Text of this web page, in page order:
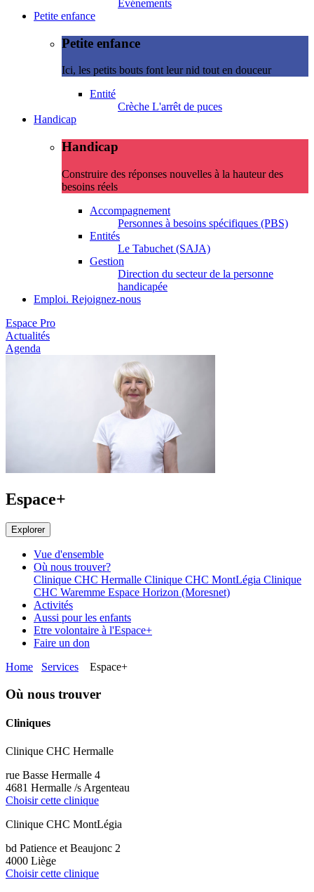
Evénements
Petite enfance
Petite enfance
Ici, les petits bouts font leur nid tout en douceur
Entité
Crèche L'arrêt de puces
Handicap
Handicap
Construire des réponses nouvelles à la hauteur des
besoins réels
Accompagnement
Personnes à besoins spécifiques (PBS)
Entités
Le Tabuchet (SAJA)
Gestion
Direction du secteur de la personne
handicapée
Emploi. Rejoignez-nous
Espace Pro
Actualités
Agenda
Espace+
Explorer
Vue d'ensemble
Où nous trouver?
Clinique CHC Hermalle Clinique CHC MontLégia Clinique
CHC Waremme Espace Horizon (Moresnet)
Activités
Aussi pour les enfants
Etre volontaire à l'Espace+
Faire un don
Home
Services Espace+
Où nous trouver
Cliniques
Clinique CHC Hermalle
rue Basse Hermalle 4
4681 Hermalle /s Argenteau
Choisir cette clinique
Clinique CHC MontLégia
bd Patience et Beaujonc 2
4000 Liège
Choisir cette clinique